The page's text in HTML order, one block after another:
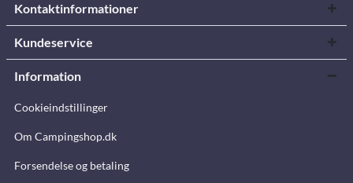
Kontaktinformationer
Kundeservice
Information
Cookieindstillinger
Om Campingshop.dk
Forsendelse og betaling